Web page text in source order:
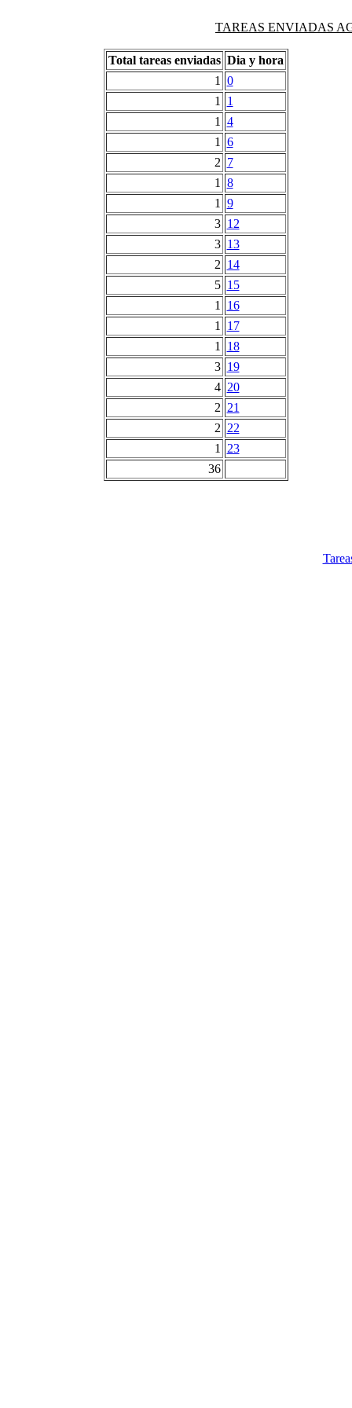
TAREAS ENVIADAS
Total tareas enviadas Dia y hora
1
0
1
1
1
4
1
6
2 7
1
8
1
9
3 12
3 13
2 14
5 15
1
16
1
17
1
18
3 19
4 20
2 21
2 22
1
23
36